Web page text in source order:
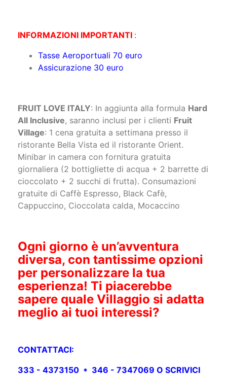
INFORMAZIONI IMPORTANTI :
Tasse Aeroportuali 70 euro
Assicurazione 30 euro
FRUIT LOVE ITALY: In aggiunta alla formula Hard
All Inclusive, saranno inclusi per i clienti Fruit
Village: 1 cena gratuita a settimana presso il
ristorante Bella Vista ed il ristorante Orient.
Minibar in camera con fornitura gratuita
giornaliera (2 bottigliette di acqua + 2 barrette di
cioccolato + 2 succhi di frutta). Consumazioni
gratuite di Caffè Espresso, Black Cafè,
Cappuccino, Cioccolata calda, Mocaccino
Ogni giorno è un’avventura
diversa, con tantissime opzioni
per personalizzare la tua
esperienza! Ti piacerebbe
sapere quale Villaggio si adatta
meglio ai tuoi interessi?
CONTATTACI:
333 - 4373150 * 346 - 7347069 O SCRIVICI